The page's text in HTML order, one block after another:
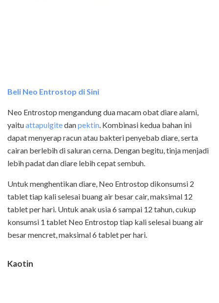
Beli Neo Entrostop di Sini
Neo Entrostop mengandung dua macam obat diare alami,
yaituattapulgitedanpektin. Kombinasi kedua bahan ini
dapat menyerap racun atau bakteri penyebab diare, serta
cairan berlebih di saluran cerna. Dengan begitu, tinja menjadi
lebih padat dan diare lebih cepat sembuh.
Untuk menghentikan diare, Neo Entrostop dikonsumsi 2
tablet tiap kali selesai buang air besar cair, maksimal 12
tablet per hari. Untuk anak usia 6 sampai 12 tahun, cukup
konsumsi 1 tablet Neo Entrostop tiap kali selesai buang air
besar mencret, maksimal 6 tablet per hari.
Kaotin